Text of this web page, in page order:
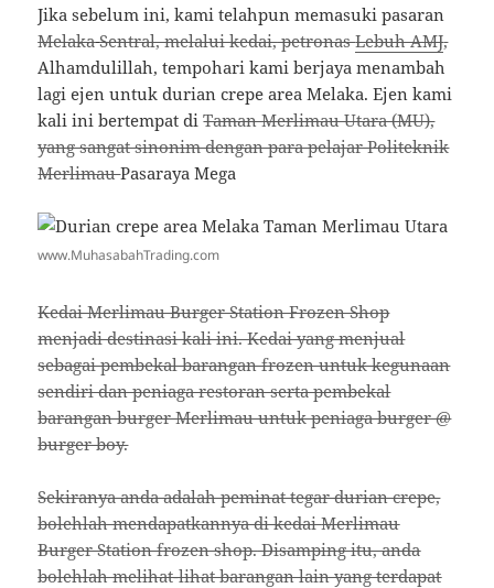
Jika sebelum ini, kami telahpun memasuki pasaran
Melaka Sentral, melalui kedai,petronasLebuh AMJ,
Alhamdulillah, tempohari kami berjaya menambah
lagi ejen untuk durian crepe area Melaka. Ejen kami
kali ini bertempat diTaman Merlimau Utara (MU),
yang sangat sinonim dengan para pelajar Politeknik
MerlimauPasaraya Mega
www.MuhasabahTrading.com
Kedai Merlimau Burger Station Frozen Shop
menjadi destinasi kali ini. Kedai yang menjual
sebagai pembekal barangan frozen untuk kegunaan
sendiri dan peniaga restoran serta pembekal
barangan burger Merlimau untuk peniaga burger @
burger boy.
Sekiranya anda adalah peminat tegar durian crepe,
bolehlah mendapatkannya di kedaiMerlimau
Burger Station frozen shop.Disamping itu, anda
bolehlah melihat-lihat barangan lain yang terdapat